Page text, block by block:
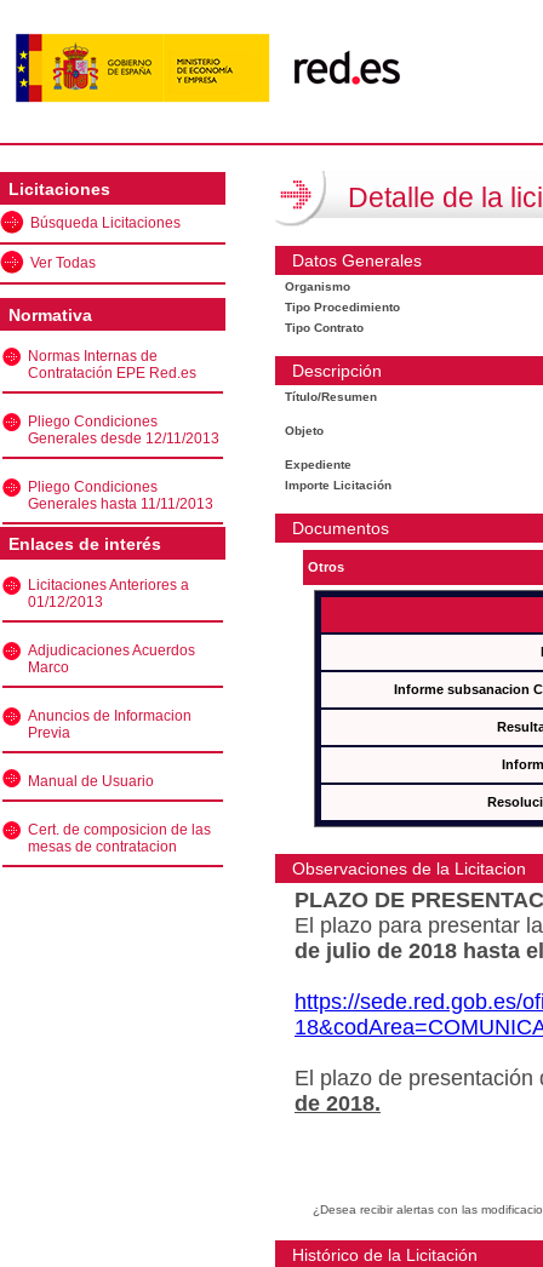
Licitaciones
Búsqueda Licitaciones
Ver Todas
Normativa
Normas Internas de
Contratación EPE Red.es
Pliego Condiciones
Generales desde 12/11/2013
Pliego Condiciones
Generales hasta 11/11/2013
Enlaces de interés
Licitaciones Anteriores a
01/12/2013
Adjudicaciones Acuerdos
Marco
Anuncios de Informacion
Previa
Manual de Usuario
Cert. de composicion de las
mesas de contratacion
Detalle de la
Datos Generales
Organismo
Tipo Procedimiento
Tipo Contrato
Descripción
Título/Resumen
Objeto
Expediente
Importe Licitación
Documentos
Otros
Informe subsanacion
Observaciones de la Licitacion
PLAZO DE
El plazo para presentar
de julio de 2018 hasta
https://sede.red.gob.es/
El plazo de
de 2018.
¿Desea recibir alertas con las
Histórico de la Licitación